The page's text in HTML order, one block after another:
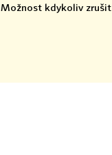
Možnost kdykoliv zrušit